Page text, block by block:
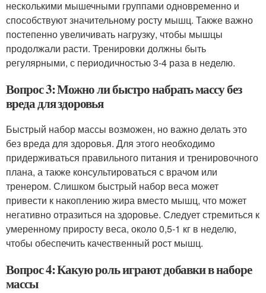
несколькими мышечными группами одновременно и
способствуют значительному росту мышц. Также важно
постепенно увеличивать нагрузку, чтобы мышцы
продолжали расти. Тренировки должны быть
регулярными, с периодичностью 3-4 раза в неделю.
Вопрос 3: Можно ли быстро набрать массу без
вреда для здоровья
Быстрый набор массы возможен, но важно делать это
без вреда для здоровья. Для этого необходимо
придерживаться правильного питания и тренировочного
плана, а также консультироваться с врачом или
тренером. Слишком быстрый набор веса может
привести к накоплению жира вместо мышц, что может
негативно отразиться на здоровье. Следует стремиться к
умеренному приросту веса, около 0,5-1 кг в неделю,
чтобы обеспечить качественный рост мышц.
Вопрос 4: Какую роль играют добавки в наборе
массы